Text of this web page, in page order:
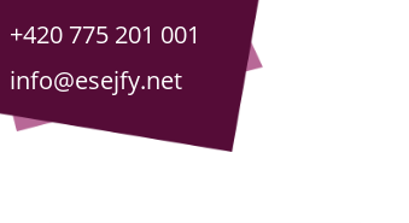
+420 775 201 001
info@esejfy.net